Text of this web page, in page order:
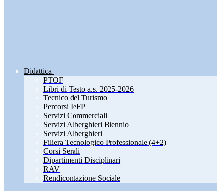
Didattica
PTOF
Libri di Testo a.s. 2025-2026
Tecnico del Turismo
Percorsi IeFP
Servizi Commerciali
Servizi Alberghieri Biennio
Servizi Alberghieri
Filiera Tecnologico Professionale (4+2)
Corsi Serali
Dipartimenti Disciplinari
RAV
Rendicontazione Sociale